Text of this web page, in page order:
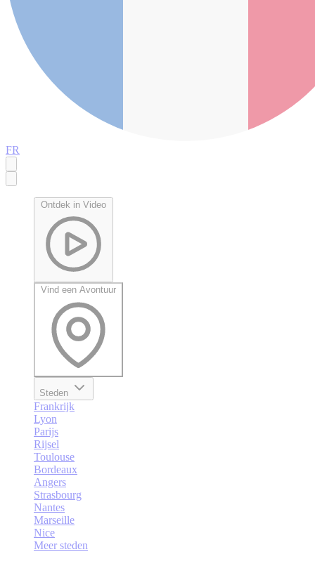
FR
Ontdek in Video
Vind een Avontuur
Steden
Frankrijk
Lyon
Parijs
Rijsel
Toulouse
Bordeaux
Angers
Strasbourg
Nantes
Marseille
Nice
Meer steden